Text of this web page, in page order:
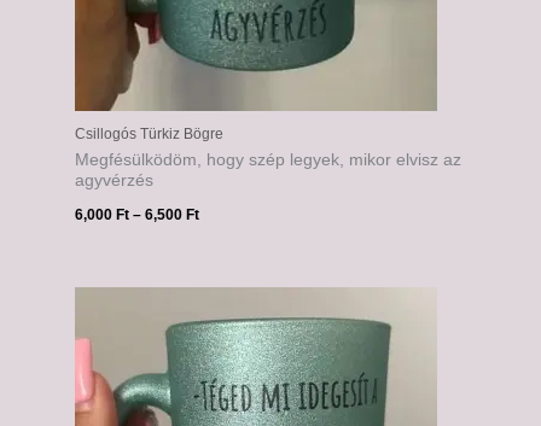
Csillogós Türkiz Bögre
Megfésülködöm, hogy szép legyek, mikor elvisz az
agyvérzés
6,000Ft – 6,500Ft
-
6,500 Ft